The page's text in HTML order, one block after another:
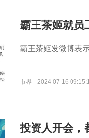
霸王茶姬就员
霸王茶姬发微博表
市界 2024-07-16
投资人开会，